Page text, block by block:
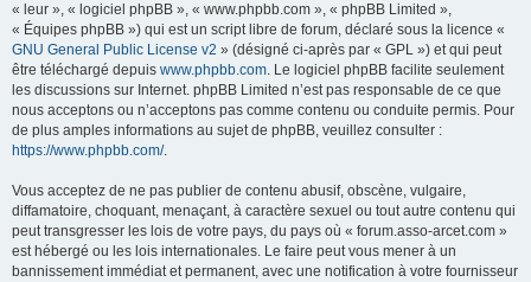
« leur », « logiciel phpBB », « www.phpbb.com », « phpBB Limited »,
« Équipes phpBB ») qui est un script libre de forum, déclaré sous la licence «
GNU General Public License v2 » (désigné ci-après par « GPL ») et qui peut
être téléchargé depuis www.phpbb.com. Le logiciel phpBB facilite seulement
les discussions sur Internet. phpBB Limited n’est pas responsable de ce que
nous acceptons ou n’acceptons pas comme contenu ou conduite permis. Pour
de plus amples informations au sujet de phpBB, veuillez consulter :
https://www.phpbb.com/.
Vous acceptez de ne pas publier de contenu abusif, obscène, vulgaire,
diffamatoire, choquant, menaçant, à caractère sexuel ou tout autre contenu qui
peut transgresser les lois de votre pays, du pays où « forum.asso-arcet.com »
est hébergé ou les lois internationales. Le faire peut vous mener à un
bannissement immédiat et permanent, avec une notification à votre fournisseur